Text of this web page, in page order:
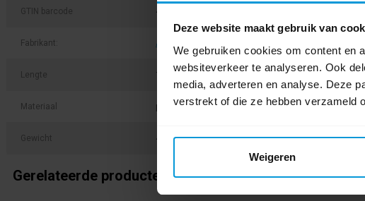
Deze website maakt gebruik van
We gebruiken cookies om content en
websiteverkeer te analyseren. Ook
media, adverteren en analyse. Deze
verstrekt of die ze hebben verzameld
Weigeren
GTIN barcode 4004188005921
Fabrikant: Avodesch
Lengte 100 cm / 160 cm
Materiaal polypropyleen met aluminium handvat
Gewicht 400 g/stuk
Gerelateerde producten